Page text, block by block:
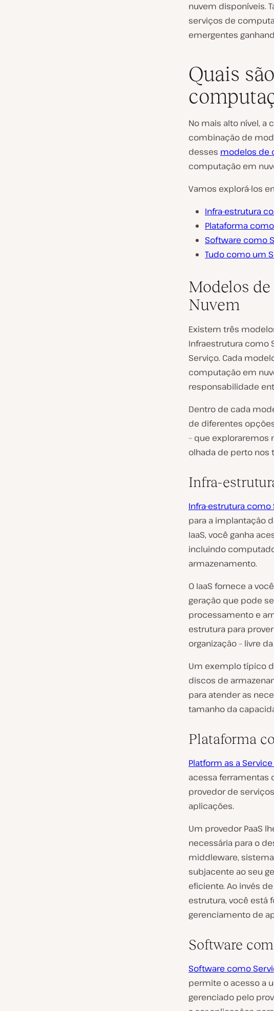
nuvem disponíveis.
serviços de
emergentes
Quais
No mais alto nível, a
combinação de
desses modelos de
computação em
Vamos explorá-los
Infra-estrutura
Plataforma
Software como
Tudo como um
Modelos
Nuvem
Existem três
Infraestrutura como
Serviço. Cada
computação em
responsabilidade
Dentro de cada
de diferentes
– que exploraremos
olhada de perto nos
Infra-
Infra-estrutura como
para a implantação
IaaS, você ganha
incluindo
armazenamento.
O IaaS fornece a
geração que pode
processamento e
estrutura para
organização – livre
Um exemplo típico
discos de
para atender as
tamanho da
Plataforma
Platform as a Service
acessa ferramentas
provedor de
aplicações.
Um provedor PaaS
necessária para o
middleware,
subjacente ao seu
eficiente. Ao invés
estrutura, você está
gerenciamento de
Software
Software como
permite o acesso a
gerenciado pelo